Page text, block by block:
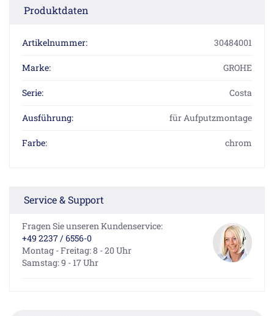
Produktdaten
Artikelnummer: 30484001
Marke: GROHE
Serie: Costa
Ausführung: für Aufputzmontage
Farbe: chrom
Service & Support
Fragen Sie unseren Kundenservice:
+49 2237 / 6556-0
Montag - Freitag: 8 - 20 Uhr
Samstag: 9 - 17 Uhr